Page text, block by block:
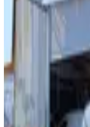
9.950.000
DİALOG DESİGN
Ara